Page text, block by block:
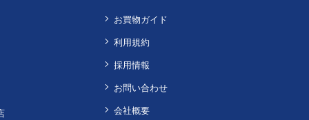
お買物ガイド
利用規約
採用情報
お問い合わせ
会社概要